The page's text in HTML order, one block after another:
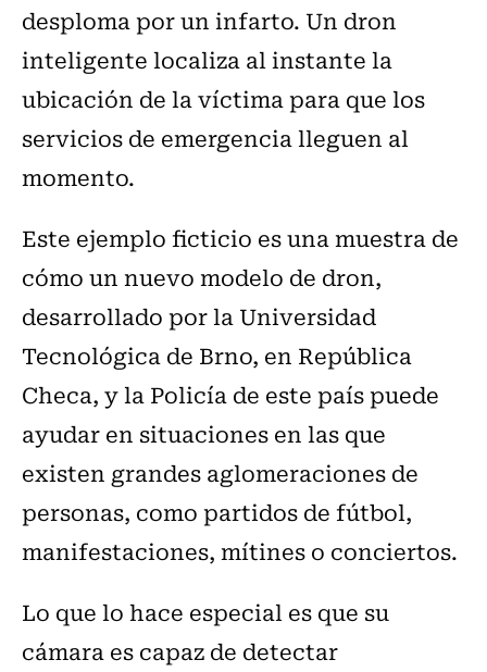
desploma por un infarto. Un dron
inteligente localiza al instante la
ubicación de la víctima para que los
servicios de emergencia lleguen al
momento.
Este ejemplo ficticio es una muestra de
cómo un nuevo modelo de dron,
desarrollado por la Universidad
Tecnológica de Brno, en República
Checa, y la Policía de este país puede
ayudar en situaciones en las que
existen grandes aglomeraciones de
personas, como partidos de fútbol,
manifestaciones, mítines o conciertos.
Lo que lo hace especial es que su
cámara es capaz de detectar